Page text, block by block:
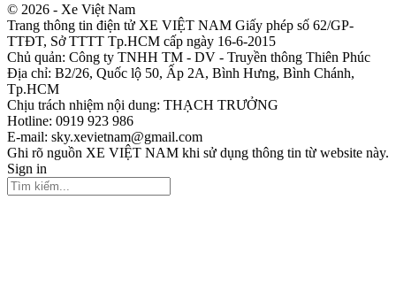
© 2026 - Xe Việt Nam
Trang thông tin điện tử XE VIỆT NAM Giấy phép số 62/GP-
TTĐT, Sở TTTT Tp.HCM cấp ngày 16-6-2015
Chủ quản: Công ty TNHH TM - DV - Truyền thông Thiên Phúc
Địa chỉ: B2/26, Quốc lộ 50, Ấp 2A, Bình Hưng, Bình Chánh,
Tp.HCM
Chịu trách nhiệm nội dung: THẠCH TRƯỞNG
Hotline: 0919 923 986
E-mail: sky.xevietnam@gmail.com
Ghi rõ nguồn XE VIỆT NAM khi sử dụng thông tin từ website này.
Sign in